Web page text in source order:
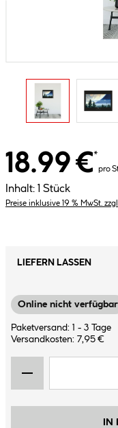
18.99 €*
pro
Inhalt: 1 Stück
Preise inklusive 19 % MwSt.
LIEFERN LASSEN
Online nicht verfügbar
Paketversand: 1 - 3 Tage
Versandkosten: 7,95 €